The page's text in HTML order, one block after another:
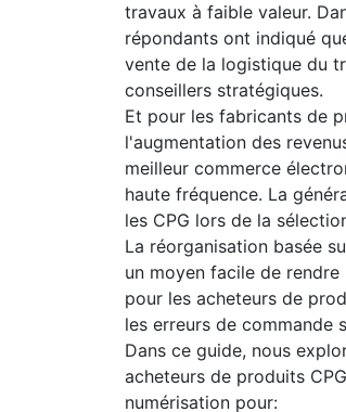
travaux à faible valeur.
répondants ont indiqué
vente de la logistique du
conseillers stratégiques.
Et pour les fabricants de
l'augmentation des
meilleur commerce
haute fréquence. La
les CPG lors de la
La réorganisation basée
un moyen facile de
pour les acheteurs de
les erreurs de commande
Dans ce guide, nous
acheteurs de produits
numérisation pour: